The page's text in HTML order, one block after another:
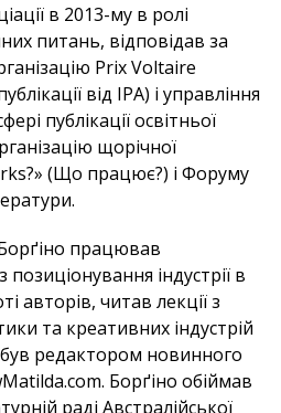
в 2013-му в ролі
питань, відповідав за
Prix Voltaire
від IPA) і управління
публікації освітньої
щорічної
(Що працює?) і Форуму
працював
індустрії в
авторів, читав лекції з
та креативних індустрій
був редактором новинного
Борґіно обіймав
раді Австралійської